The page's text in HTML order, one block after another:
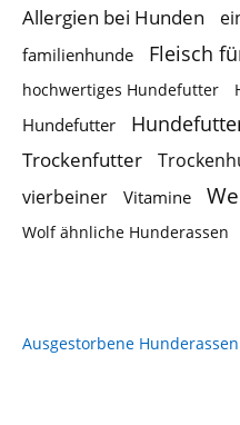
Allergien bei Hunden
familienhunde Fleisch
hochwertiges Hundefutter
Hundefutter
Trockenfutter
vierbeiner
Vitamine
Wolf ähnliche Hunderassen
Ausgestorbene Hunderassen